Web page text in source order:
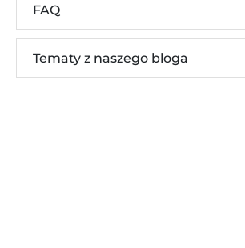
FAQ
Tematy z naszego bloga